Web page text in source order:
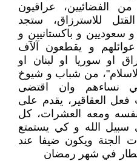
الفضائيين، عراقيون
للاسترزاق، ستجد
سعوديين و باكستانيين و
و يقطعون آلآف
او سوريا او لبنان او
الاسلام"، من شباب و شيوخ
نساءهم وان اقتضى
فعل العقاقير، يقدم على
نفسه ومعه العشرات، كل
سبيل الله و كي يستمتع
الجنة ويكون ضيفا عند
في شهر رمضان